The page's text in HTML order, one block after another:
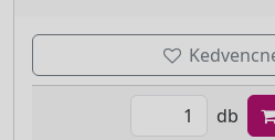
db